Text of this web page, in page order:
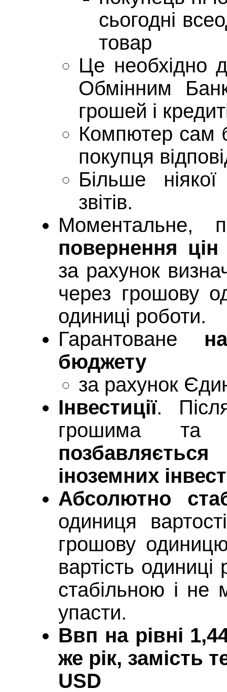
сьогодні
товар
Це необхідно
Обмінним
грошей і
Компютер сам
покупця
Більше
звітів.
Моментальне,
повернення
за рахунок
через грошову
одиниці роботи.
Гарантоване
бюджету
за рахунок
Інвестиції.
грошима та
іноземних
Абсолютно
одиниця
грошову
вартість
стабільною і не
упасти.
Ввп на рівні
же рік, замість
USD